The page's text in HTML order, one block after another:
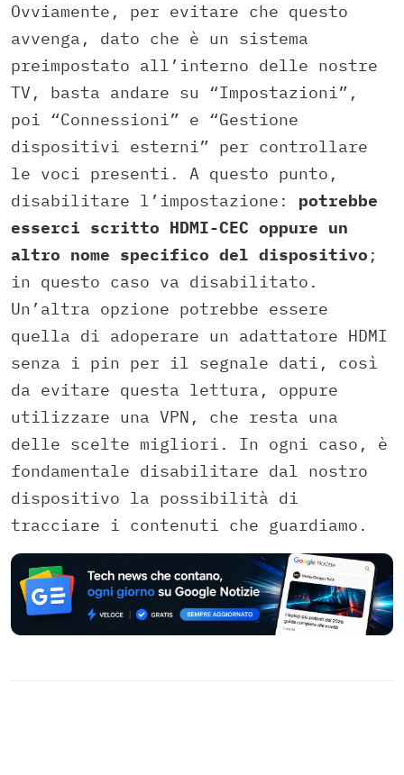
Ovviamente,
per evitare che questo
avvenga,
dato che è un sistema
preimpostato all’interno delle nostre
TV,
basta andare su “Impostazioni”,
poi “Connessioni” e “Gestione
dispositivi esterni” per controllare
le voci presenti.
A questo punto,
disabilitare l’impostazione:
potrebbe
esserci scritto HDMI-CEC oppure un
altro nome specifico del dispositivo ;
in questo caso va disabilitato.
Un’altra opzione potrebbe essere
quella di adoperare un adattatore HDMI
senza i pin per il segnale dati,
così
da evitare questa lettura,
oppure
utilizzare una VPN,
che resta una
delle scelte migliori.
In ogni caso,
è
fondamentale disabilitare dal nostro
dispositivo la possibilità di
tracciare i contenuti che guardiamo.